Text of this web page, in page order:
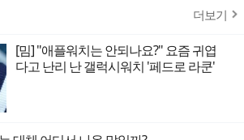
더보기
[밈] "애플워치는 안되나요?" 요즘 귀엽
다고 난리 난 갤럭시워치 '페드로 라쿤'